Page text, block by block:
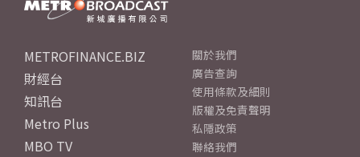
METROFINANCE.BIZ
財經台
知訊台
Metro Plus
MBO TV
關於我們
廣告查詢
使用條款及細則
版權及免責聲明
私隱政策
聯絡我們